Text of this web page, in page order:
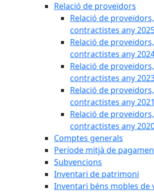
Relació de proveïdors
Relació de
contractistes any
Relació de
contractistes any
Relació de
contractistes any
Relació de
contractistes any 2021
Relació de
contractistes any
Comptes generals
Període mitjà de
Subvencions
Inventari de patrimoni
Inventari béns mobles de